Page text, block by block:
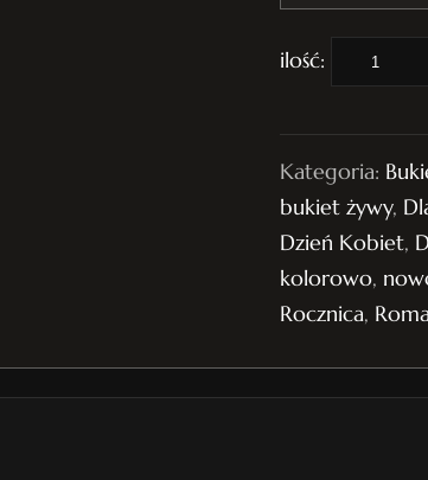
l
ć
B
k
e
Kategoria:
bukiet żywy,
Dzień Kobiet,
kolorowo,
Rocznica,